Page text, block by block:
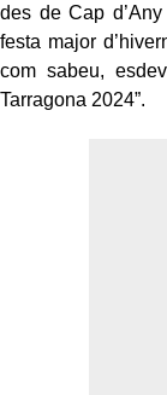
des de Cap
festa major
com sabeu,
Tarragona 2024”.